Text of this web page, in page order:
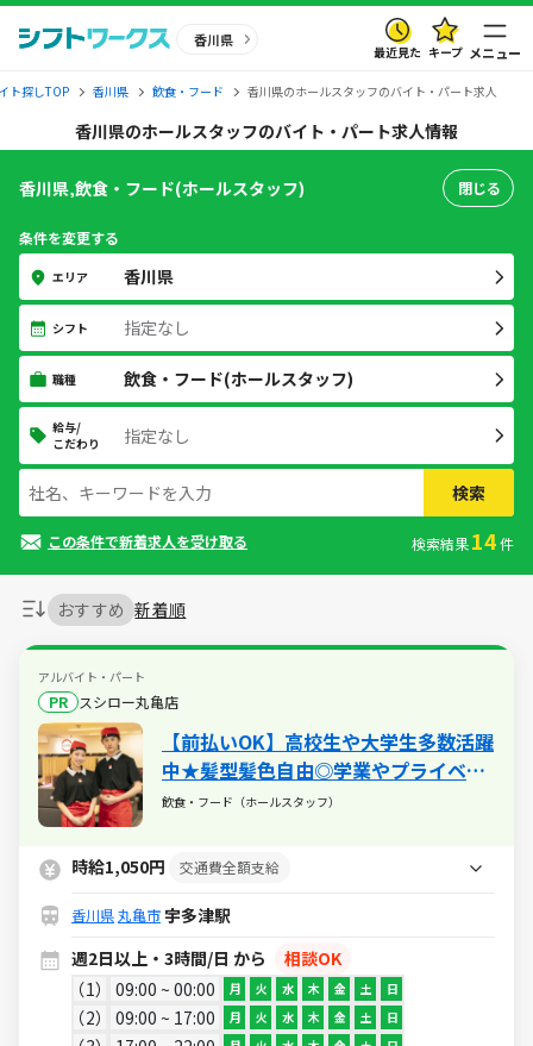
香川県
最近見た キープ メニュー
ト探しTOP 香川県 飲食・フード 香川県のホールスタッフのバイト・パート求人
香川県のホールスタッフのバイト・パート求人情報
おすすめ 新着順
アルバイト・パート
PR スシロー丸亀店
【前払いOK】高校生や大学生多数活躍
中★髪型髪色自由◎学業やプライベー
トと両立も可能！食事補助（30％割
なるベネフィットステーション加入あ
り★
飲食・フード（ホールスタッフ）
時給1,050円 交通費全額支給
香川県丸亀市 宇多津駅
週2日以上・3時間/日 から
相談OK
1
09:00 ~ 00:00 月 火 水 木 金 土 日
2 09:00 ~ 17:00 月 火 水 木 金 土 日
香川県,飲食・フード(ホールスタッフ) 閉じる
条件を変更する
エリア 香川県
シフト 指定なし
職種 飲食・フード(ホールスタッフ)
給与/
こだわり
指定なし
検索
この条件で新着求人を受け取る 検索結果14件